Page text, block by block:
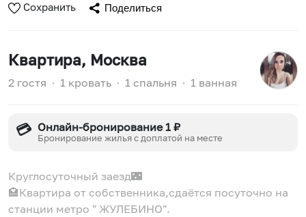
Сохранить Поделиться
Квартира, Москва
2 гостя ∙ 1 кровать ∙ 1 спальня ∙ 1 ванная
💳 Онлайн-бронирование 1 ₽
Бронирование жилья с доплатой на месте
Круглосуточный заезд🌃
🏩Квартира от собственника,сдаётся посуточно на
станции метро " ЖУЛЕБИНО".